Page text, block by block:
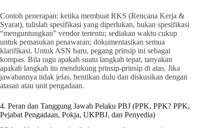
Contoh penerapan: ketika membuat RKS (Rencana Kerja &
Syarat), tulislah spesifikasi yang diperlukan, bukan spesifikasi
“menguntungkan” vendor tertentu; sediakan waktu cukup
untuk pemasukan penawaran; dokumentasikan semua
klarifikasi. Untuk ASN baru, pegang prinsip ini sebagai
kompas. Bila ragu apakah suatu langkah tepat, tanyakan
apakah langkah itu mendukung prinsip-prinsip di atas. Jika
jawabannya tidak jelas, hentikan dulu dan diskusikan dengan
atasan atau unit pengadaan.
4. Peran dan Tanggung Jawab Pelaku PBJ (PPK, PPK? PPK,
Pejabat Pengadaan, Pokja, UKPBJ, dan Penyedia)